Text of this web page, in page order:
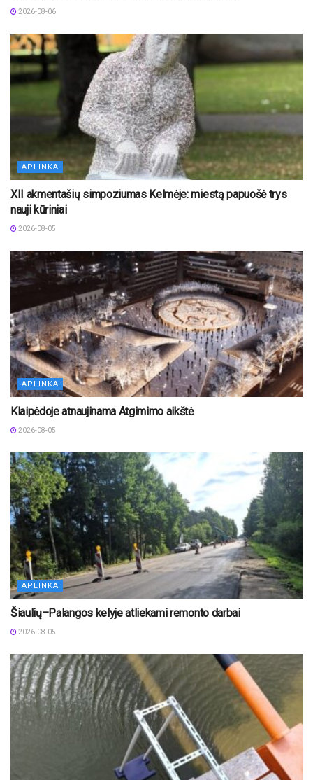
2026-08-06
APLINKA
XII akmentašių simpoziumas Kelmėje: miestą papuošė trys
nauji kūriniai
2026-08-05
APLINKA
Klaipėdoje atnaujinama Atgimimo aikštė
2026-08-05
APLINKA
Šiaulių–Palangos kelyje atliekami remonto darbai
2026-08-05